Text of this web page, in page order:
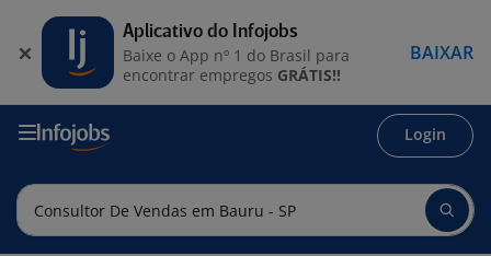
Login
Aplicativo do Infojobs
Baixe o App nº 1 do Brasil para
encontrar empregos GRÁTIS!!
BAIXAR